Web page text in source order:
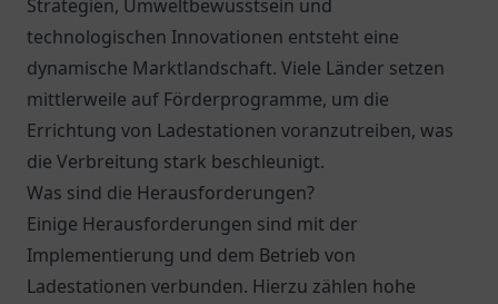
Strategien, Umweltbewusstsein und
technologischen Innovationen entsteht eine
dynamische Marktlandschaft. Viele Länder setzen
mittlerweile auf Förderprogramme, um die
Errichtung von Ladestationen voranzutreiben, was
die Verbreitung stark beschleunigt.
Was sind die Herausforderungen?
Einige Herausforderungen sind mit der
Implementierung und dem Betrieb von
Ladestationen verbunden. Hierzu zählen hohe